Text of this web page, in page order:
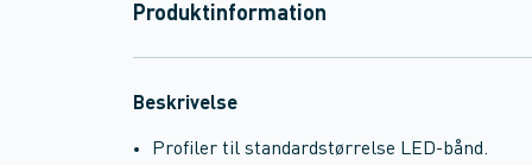
Produktinformation
Beskrivelse
Profiler til standardstørrelse LED-bånd.